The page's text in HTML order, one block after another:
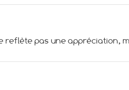
reflète pas une appréciation,